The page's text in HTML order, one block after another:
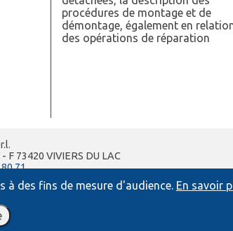
à des fins de mesure d'audience. En savoir
procédures de montage et de
démontage, également en
des opérations de réparation
73420 VIVIERS DU LAC
71